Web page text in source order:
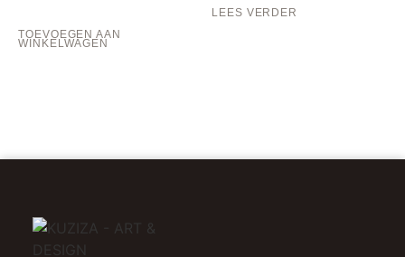
TOEVOEGEN AAN
WINKELWAGEN
LEES VERDER